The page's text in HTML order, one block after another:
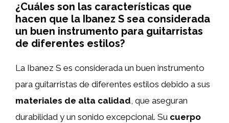
¿Cuáles son las características que
hacen que la Ibanez S sea considerada
un buen instrumento para guitarristas
de diferentes estilos?
La Ibanez S es considerada un buen instrumento
para guitarristas de diferentes estilos debido a sus
materiales de alta calidad, que aseguran
durabilidad y un sonido excepcional. Su cuerpo